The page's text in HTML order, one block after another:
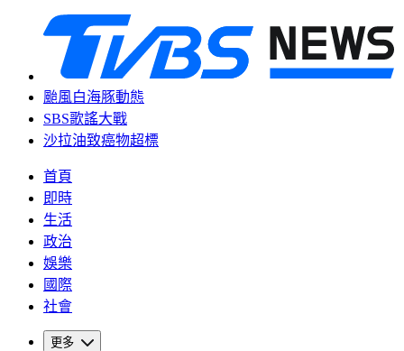
颱風白海豚動態
SBS歌謠大戰
沙拉油致癌物超標
首頁
即時
生活
政治
娛樂
國際
社會
更多